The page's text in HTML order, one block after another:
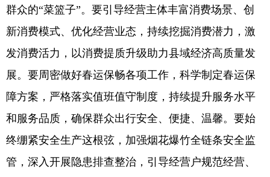
群众的“菜篮子”。要引导经营主体丰富消费场景、创
新消费模式、优化经营业态，持续挖掘消费潜力，激
发消费活力，以消费提质升级助力县域经济高质量发
展。要周密做好春运保畅各项工作，科学制定春运保
障方案，严格落实值班值守制度，持续提升服务水平
和服务品质，确保群众出行安全、便捷、温馨。要始
终绷紧安全生产这根弦，加强烟花爆竹全链条安全监
管，深入开展隐患排查整治，引导经营户规范经营、